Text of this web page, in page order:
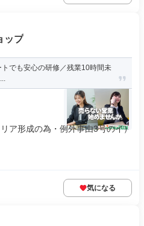
ップ
トでも安心の研修／残業10時間未
ア形成の為・例外事由3号のイ）
気になる